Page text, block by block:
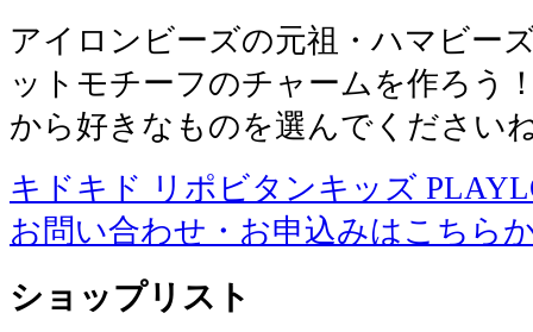
アイロンビーズの元祖・ハマビー
ットモチーフのチャームを作ろう
から好きなものを選んでください
キドキド リポビタンキッズ
お問い合わせ・お申込みはこちら
ショップリスト